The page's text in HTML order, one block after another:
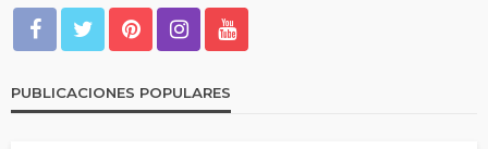
PUBLICACIONES POPULARES